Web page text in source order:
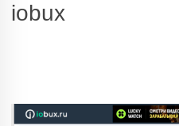
iobux